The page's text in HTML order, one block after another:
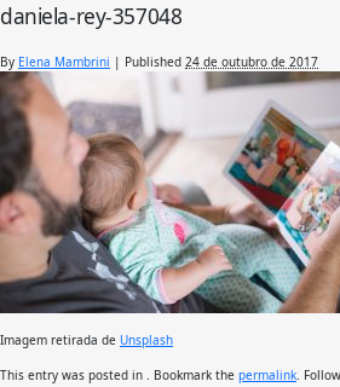
daniela-rey-357048
By Elena Mambrini | Published 24 de outubro de 2017
Imagem retirada de Unsplash
This entry was posted in . Bookmark the permalink .